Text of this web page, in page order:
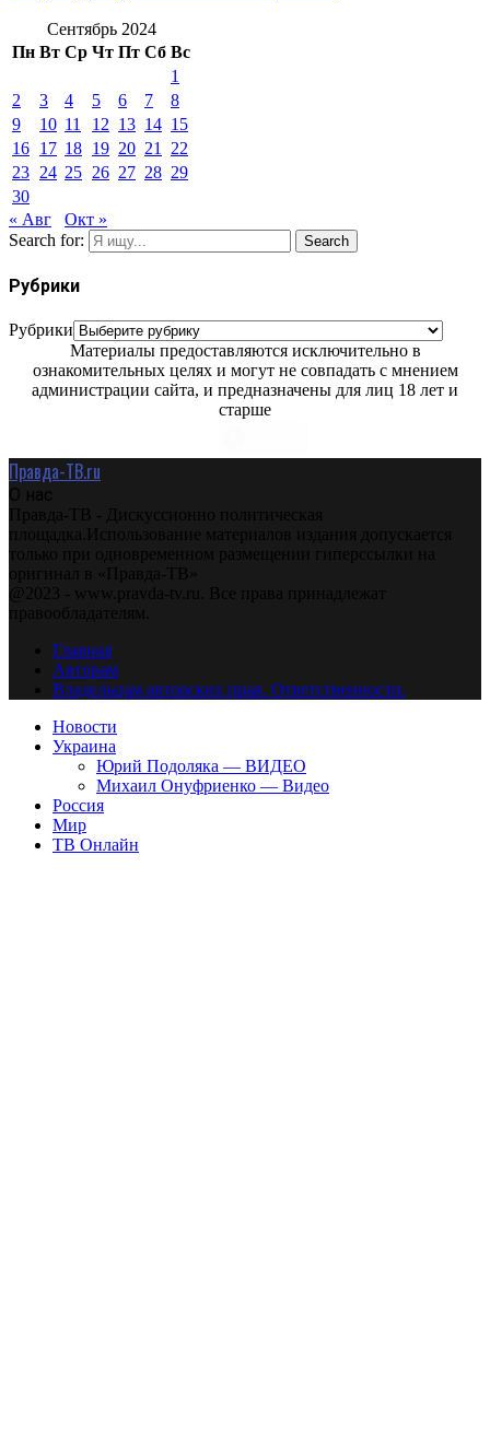
Сентябрь 2024
Пн Вт Ср Чт Пт Сб Вс
1
2
3 4 5 6 7
8
9
10 11 12 13 14 15
16 17 18 19 20 21
22
23 24 25 26 27 28 29
30
« Авг
Окт »
Search for:
Search
Рубрики
Рубрики
Материалы предоставляются исключительно в
ознакомительных целях и могут не совпадать с мнением
администрации сайта, и предназначены для лиц 18 лет и
старше
Правда-ТВ.ru
О нас
Правда-ТВ - Дискуссионно политическая
площадка.Использование материалов издания допускается
только при одновременном размещении гиперссылки на
оригинал в «Правда-ТВ»
@2023 - www.pravda-tv.ru. Все права принадлежат
правообладателям.
Главная
Авторам
Владельцам авторских прав. Ответственности.
Новости
Украина
Юрий Подоляка — ВИДЕО
Михаил Онуфриенко — Видео
Россия
Мир
ТВ Онлайн